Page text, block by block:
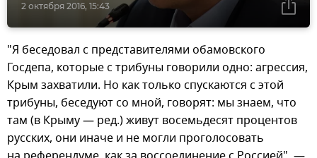
2 октября 2016, 15:43
"Я беседовал с представителями обамовского
Госдепа, которые с трибуны говорили одно: агрессия,
Крым захватили. Но как только спускаются с этой
трибуны, беседуют со мной, говорят: мы знаем, что
там (в Крыму — ред.) живут восемьдесят процентов
русских, они иначе и не могли проголосовать